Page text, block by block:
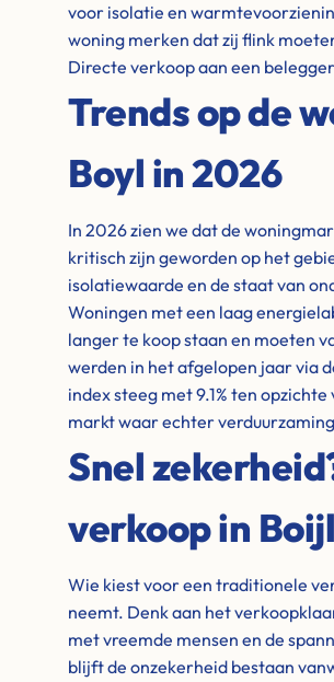
voor isolatie en
woning merken dat zij flink
Directe verkoop aan een
Trends op de
Boyl in 2026
In 2026 zien we dat de
kritisch zijn geworden op het
isolatiewaarde en de staat van
Woningen met een laag
langer te koop staan en moeten
werden in het afgelopen jaar via
index steeg met 9.1% ten
markt waar echter
Snel
verkoop in
Wie kiest voor een traditionele
neemt. Denk aan het
met vreemde mensen en de
blijft de onzekerheid bestaan